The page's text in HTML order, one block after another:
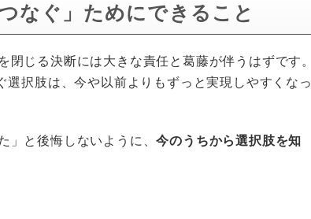
なぐ」ためにできること
じる決断には大きな責任と葛藤が伴うはずです。
選択肢は、今や以前よりもずっと実現しやすくなっ
」と後悔しないように、今のうちから選択肢を知